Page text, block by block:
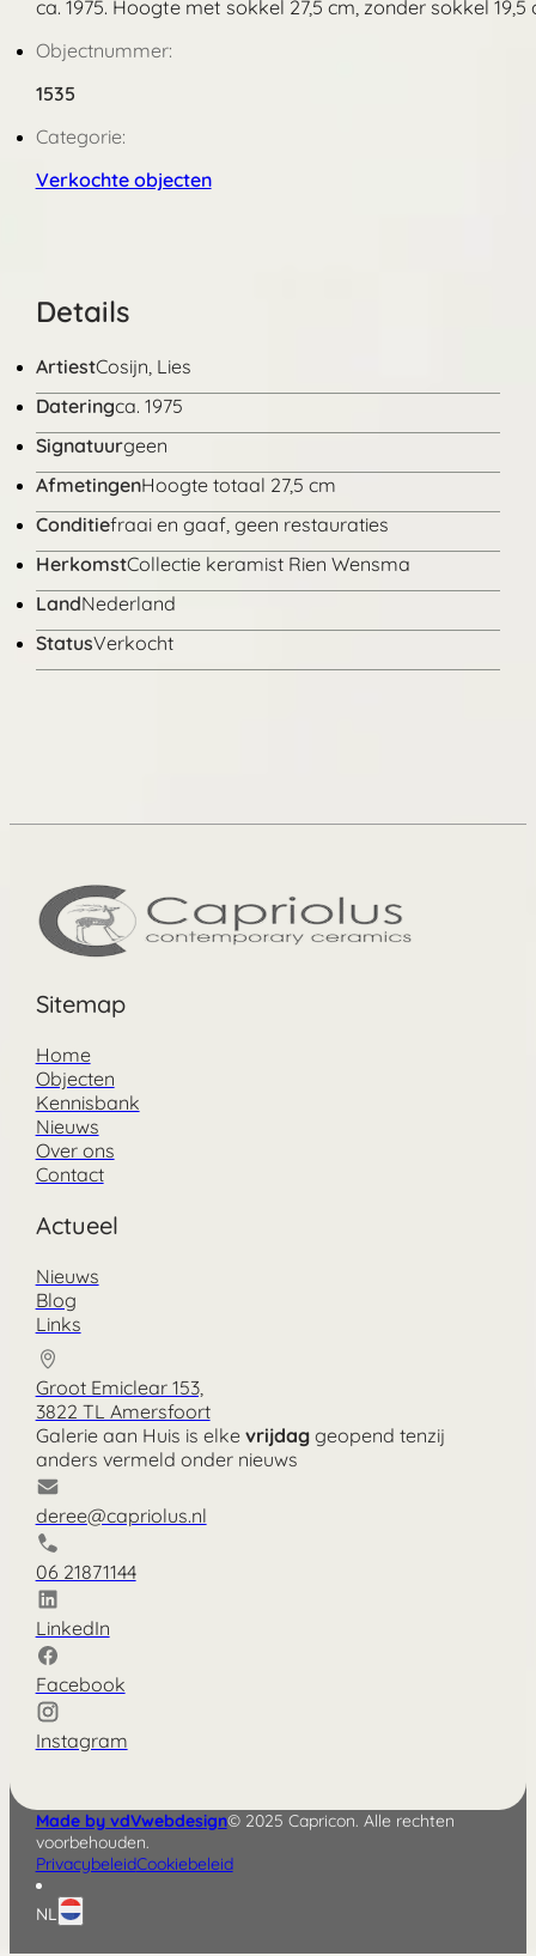
ca. 1975. Hoogte met sokkel 27,5 cm, zonder sokkel
Objectnummer:
1535
Categorie:
Verkochte objecten
Details
ArtiestCosijn, Lies
Dateringca. 1975
Signatuurgeen
AfmetingenHoogte totaal 27,5 cm
Conditiefraai en gaaf, geen restauraties
HerkomstCollectie keramist Rien Wensma
LandNederland
StatusVerkocht
Sitemap
Home
Objecten
Kennisbank
Nieuws
Over ons
Contact
Actueel
Nieuws
Blog
Links
Groot Emiclear 153,
3822 TL Amersfoort
Galerie aan Huis is elke vrijdaggeopend tenzij
anders vermeld onder nieuws
deree@capriolus.nl
06 21871144
LinkedIn
Facebook
Instagram
Made by vdVwebdesign© 2025 Capricon. Alle rechten
voorbehouden.
PrivacybeleidCookiebeleid
NL